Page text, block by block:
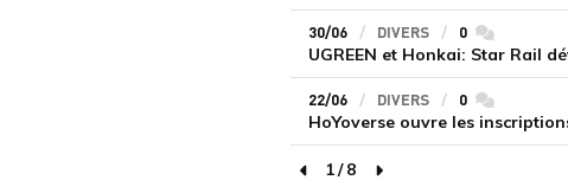
30/06 DIVERS 0commentaires
22/06 DIVERS 0commentaires
page précédente
1/8
page suivante